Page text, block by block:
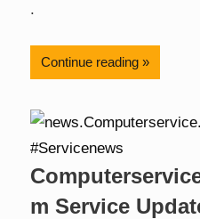
.
Continue reading
m Service